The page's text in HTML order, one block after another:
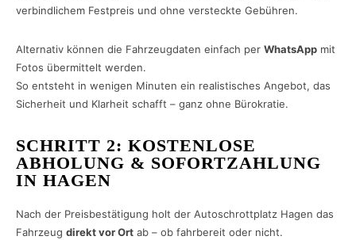
verbindlichem Festpreis und ohne versteckte Gebühren.
Alternativ können die Fahrzeugdaten einfach per WhatsApp mit
Fotos übermittelt werden.
So entsteht in wenigen Minuten ein realistisches Angebot, das
Sicherheit und Klarheit schafft – ganz ohne Bürokratie.
SCHRITT 2: KOSTENLOSE
ABHOLUNG & SOFORTZAHLUNG
IN HAGEN
Nach der Preisbestätigung holt der Autoschrottplatz Hagen das
Fahrzeug direkt vor Ort ab – ob fahrbereit oder nicht.